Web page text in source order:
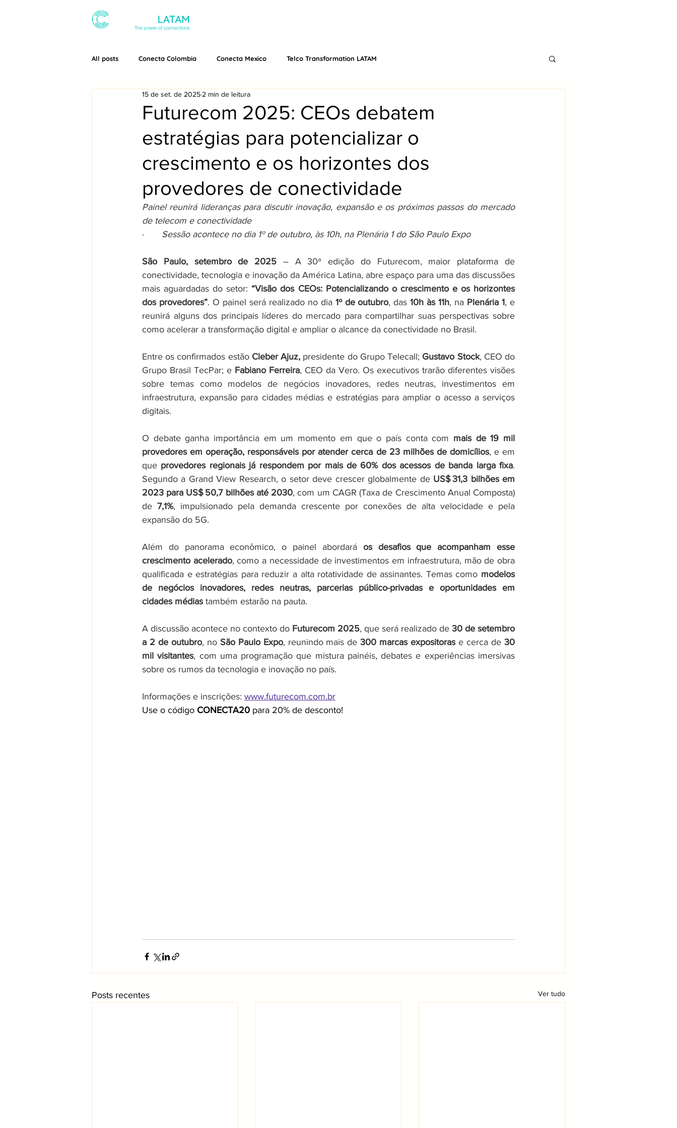
All posts Conecta Colombia Conecta Mexico Telco Transformation LATAM
Futurecom 2025: CEOs debatem
estratégias para potencializar o
crescimento e os horizontes dos
provedores de conectividade
15 de set. de 2025 2 min de leitura
Painel reunirá lideranças para discutir inovação, expansão e os próximos passos do mercado
de telecom e conectividade
· Sessão acontece no dia 1º de outubro, às 10h, na Plenária 1 do São Paulo Expo
São Paulo, setembro de 2025 – A 30ª edição do Futurecom, maior plataforma de
conectividade, tecnologia e inovação da América Latina, abre espaço para uma das discussões
mais aguardadas do setor: “Visão dos CEOs: Potencializando o crescimento e os horizontes
dos provedores”. O painel será realizado no dia 1º de outubro, das 10h às 11h, na Plenária 1, e
reunirá alguns dos principais líderes do mercado para compartilhar suas perspectivas sobre
como acelerar a transformação digital e ampliar o alcance da conectividade no Brasil.
Entre os confirmados estão Cleber Ajuz, presidente do Grupo Telecall; Gustavo Stock, CEO do
Grupo Brasil TecPar; e Fabiano Ferreira, CEO da Vero. Os executivos trarão diferentes visões
sobre temas como modelos de negócios inovadores, redes neutras, investimentos em
infraestrutura, expansão para cidades médias e estratégias para ampliar o acesso a serviços
digitais.
O debate ganha importância em um momento em que o país conta com mais de 19 mil
provedores em operação, responsáveis por atender cerca de 23 milhões de domicílios, e em
que provedores regionais já respondem por mais de 60% dos acessos de banda larga fixa.
Segundo a Grand View Research, o setor deve crescer globalmente de US$ 31,3 bilhões em
2023 para US$ 50,7 bilhões até 2030, com um CAGR (Taxa de Crescimento Anual Composta)
de 7,1%, impulsionado pela demanda crescente por conexões de alta velocidade e pela
expansão do 5G.
Além do panorama econômico, o painel abordará os desafios que acompanham esse
crescimento acelerado, como a necessidade de investimentos em infraestrutura, mão de obra
qualificada e estratégias para reduzir a alta rotatividade de assinantes. Temas como modelos
de negócios inovadores, redes neutras, parcerias público-privadas e oportunidades em
cidades médias também estarão na pauta.
A discussão acontece no contexto do Futurecom 2025, que será realizado de 30 de setembro
a 2 de outubro, no São Paulo Expo, reunindo mais de 300 marcas expositoras e cerca de 30
mil visitantes, com uma programação que mistura painéis, debates e experiências imersivas
sobre os rumos da tecnologia e inovação no país.
Informações e inscrições: www.futurecom.com.br
Use o código CONECTA20 para 20% de desconto!
Posts recentes Ver tudo